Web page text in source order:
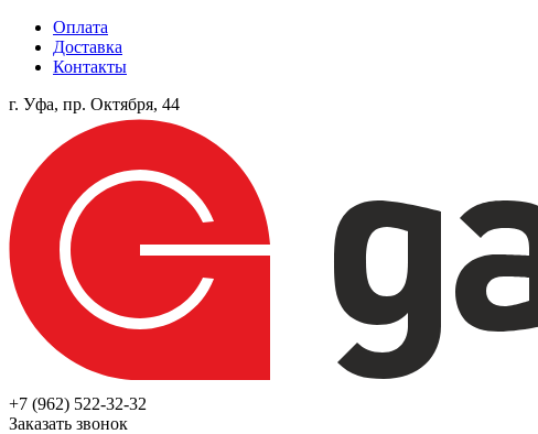
Оплата
Доставка
Контакты
г. Уфа, пр. Октября, 44
+7 (962) 522-32-32
Заказать звонок